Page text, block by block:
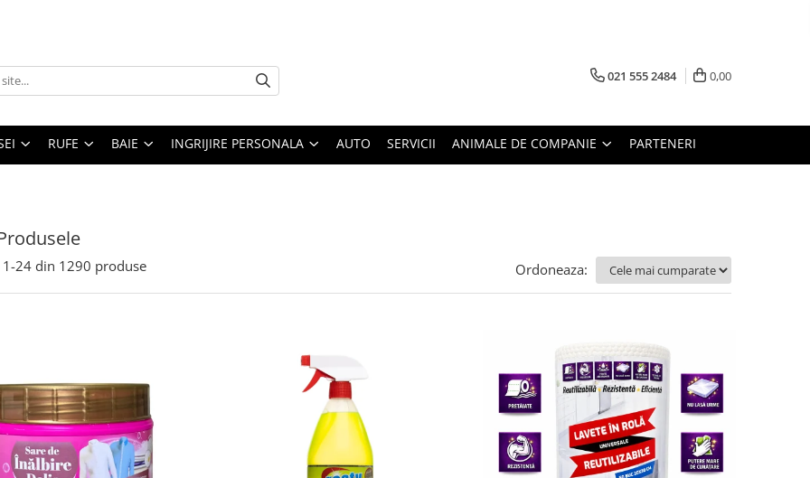
021 555 2484 0,00
RUFE BAIE INGRIJIRE PERSONALA AUTO SERVICII ANIMALE DE COMPANIE PARTENERI
1-24 din 1290 produse Ordoneaza: